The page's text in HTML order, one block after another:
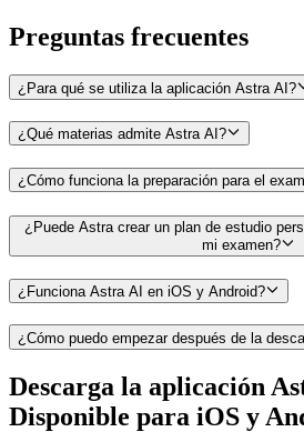
Preguntas frecuentes
¿Para qué se utiliza la aplicación Astra AI?
¿Qué materias admite Astra AI?
¿Cómo funciona la preparación para el
¿Puede Astra crear un plan de estudio
mi examen?
¿Funciona Astra AI en iOS y Android?
¿Cómo puedo empezar después de la
Descarga la aplicación
Disponible para iOS y